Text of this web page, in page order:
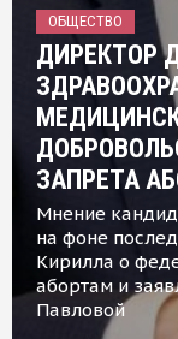
ОБЩЕСТВО
ДИРЕКТОР
ЗАПРЕТА
Мнение
на фоне
Кирилла о
абортам и
Павловой